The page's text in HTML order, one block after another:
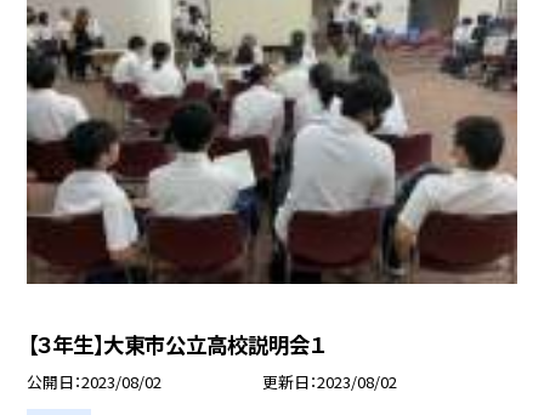
【３年生】大東市公立高校説明会１
公開日 2023/08/02 更新日 2023/08/02